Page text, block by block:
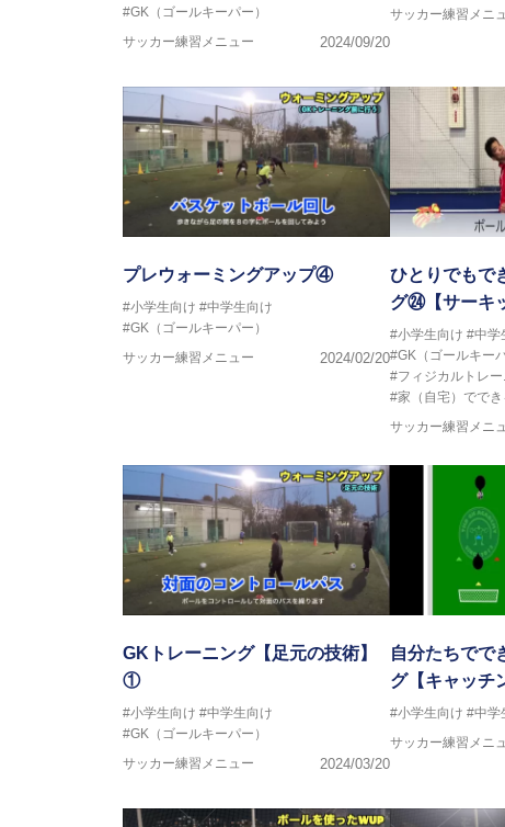
#GK（ゴールキーパー）
サッカー練習メニュー
2024/09/20
サッカー練習メニ
プレウォーミングアップ④
#小学生向け #中学生向け
#GK（ゴールキーパー）
サッカー練習メニュー
2024/02/20
ひとりでもで
グ㉔【サーキ
#小学生向け #中学
#GK（ゴールキーパ
#フィジカルトレ
#家（自宅）ででき
サッカー練習メニ
GKトレーニング【足元の技術】
①
#小学生向け #中学生向け
#GK（ゴールキーパー）
サッカー練習メニュー
2024/03/20
自分たちでで
グ【キャッチ
#小学生向け #中学
サッカー練習メニ